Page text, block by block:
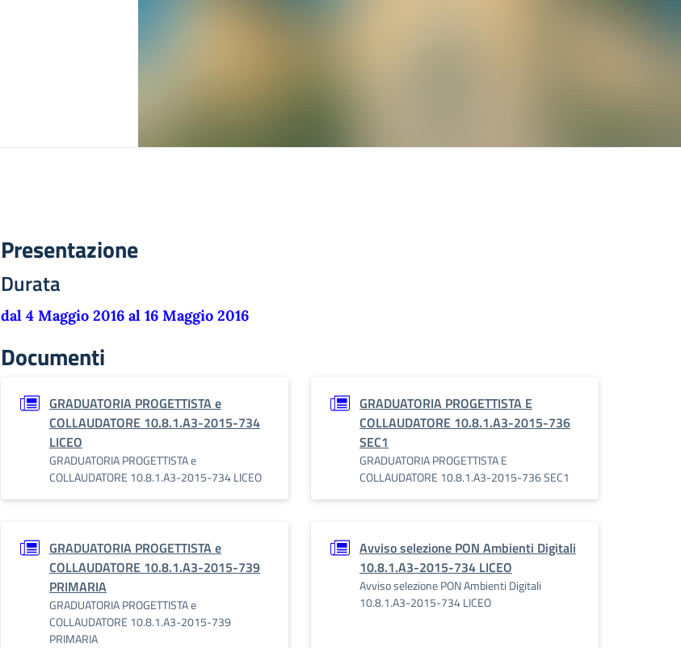
Presentazione
Durata
dal 4 Maggio 2016 al 16 Maggio 2016
Documenti
GRADUATORIA PROGETTISTA e
COLLAUDATORE 10.8.1.A3-2015-734
LICEO
GRADUATORIA PROGETTISTA e
COLLAUDATORE 10.8.1.A3-2015-734 LICEO
GRADUATORIA PROGETTISTA E
COLLAUDATORE 10.8.1.A3-2015-736
SEC1
GRADUATORIA PROGETTISTA E
COLLAUDATORE 10.8.1.A3-2015-736 SEC1
GRADUATORIA PROGETTISTA e
COLLAUDATORE 10.8.1.A3-2015-739
PRIMARIA
GRADUATORIA PROGETTISTA e
COLLAUDATORE 10.8.1.A3-2015-739
PRIMARIA
Avviso selezione PON Ambienti Digitali
10.8.1.A3-2015-734 LICEO
Avviso selezione PON Ambienti Digitali
10.8.1.A3-2015-734 LICEO